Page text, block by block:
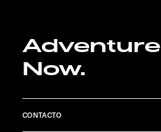
Adventure
Now.
CONTACTO